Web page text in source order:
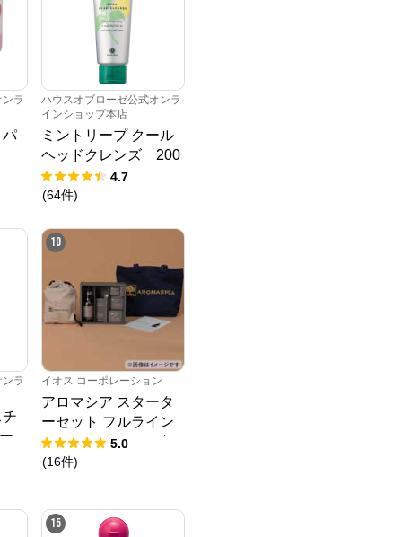
ラ
パ
ハウスオブローゼ公式オンラ
インショップ本店
ミントリープ クール
ヘッドクレンズ 200
g
4.7
(64件)
ラ
10
イオス コーポレーション
アロマシア スタータ
ーセット フルライン
セット ACシリーズ7
種 トートバッグ ラッ
5.0
(16件)
15